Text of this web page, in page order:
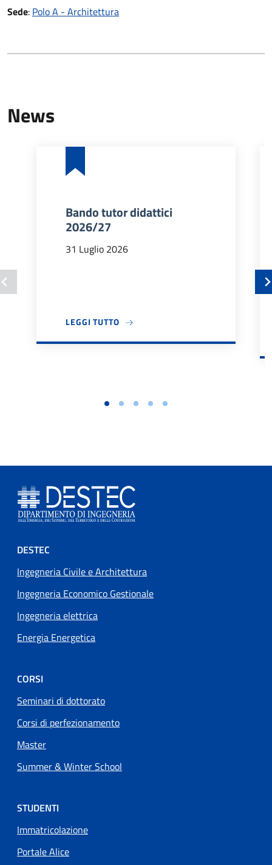
Sede: Polo A - Architettura
News
Bando tutor didattici
2026/27
31 Luglio 2026
LEGGI TUTTOA PROPOSITO DI BANDO TUTOR
Footer menu
DESTEC
Ingegneria Civile e Architettura
Ingegneria Economico Gestionale
Ingegneria elettrica
Energia Energetica
CORSI
Seminari di dottorato
Corsi di perfezionamento
Master
Summer & Winter School
STUDENTI
Immatricolazione
Portale Alice